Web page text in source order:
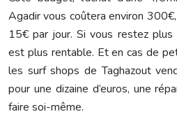
Agadir vous coûtera environ
15€ par jour. Si vous restez plus
est plus rentable. Et en cas de
les surf shops de Taghazout
pour une dizaine d’euros, une
faire soi-même.